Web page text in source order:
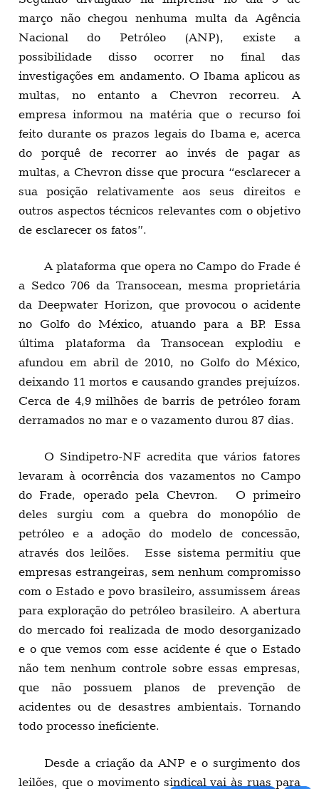
março não chegou nenhuma multa da Agência
Nacional do Petróleo (ANP), existe a
possibilidade disso ocorrer no final das
investigações em andamento. O Ibama aplicou as
multas, no entanto a Chevron recorreu. A
empresa informou na matéria que o recurso foi
feito durante os prazos legais do Ibama e, acerca
do porquê de recorrer ao invés de pagar as
multas, a Chevron disse que procura “esclarecer a
sua posição relativamente aos seus direitos e
outros aspectos técnicos relevantes com o objetivo
de esclarecer os fatos”.
A plataforma que opera no Campo do Frade é
a Sedco 706 da Transocean, mesma proprietária
da Deepwater Horizon, que provocou o acidente
no Golfo do México, atuando para a BP. Essa
última plataforma da Transocean explodiu e
afundou em abril de 2010, no Golfo do México,
deixando 11 mortos e causando grandes prejuízos.
Cerca de 4,9 milhões de barris de petróleo foram
derramados no mar e o vazamento durou 87 dias.
O Sindipetro-NF acredita que vários fatores
levaram à ocorrência dos vazamentos no Campo
do Frade, operado pela Chevron. O primeiro
deles surgiu com a quebra do monopólio de
petróleo e a adoção do modelo de concessão,
através dos leilões. Esse sistema permitiu que
empresas estrangeiras, sem nenhum compromisso
com o Estado e povo brasileiro, assumissem áreas
para exploração do petróleo brasileiro. A abertura
do mercado foi realizada de modo desorganizado
e o que vemos com esse acidente é que o Estado
não tem nenhum controle sobre essas empresas,
que não possuem planos de prevenção de
acidentes ou de desastres ambientais. Tornando
todo processo ineficiente.
Desde a criação da ANP e o surgimento dos
leilões, que o movimento sindical vai às ruas para